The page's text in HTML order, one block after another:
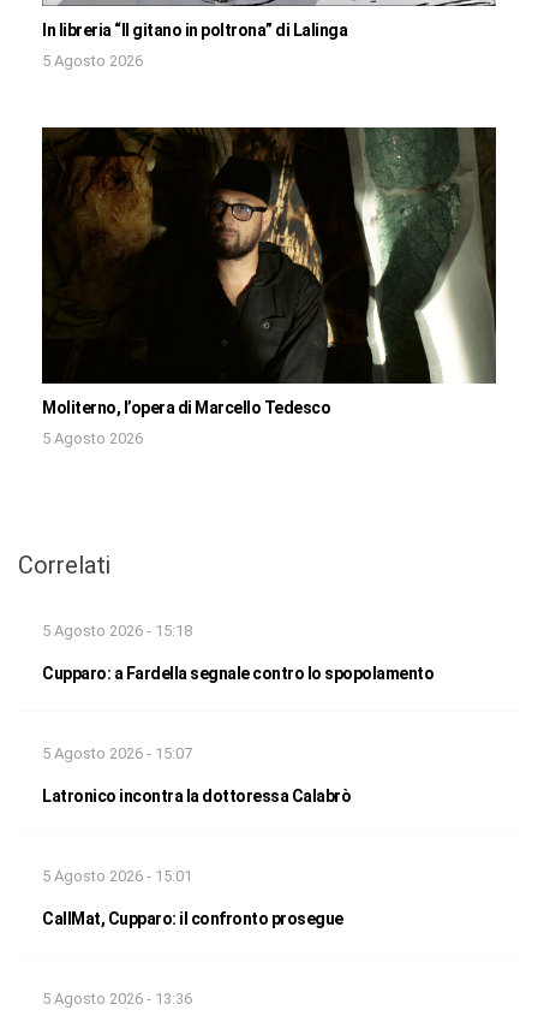
In libreria “Il gitano in poltrona” di Lalinga
5 Agosto 2026
Moliterno, l’opera di Marcello Tedesco
5 Agosto 2026
Correlati
5 Agosto 2026 - 15:18
Cupparo: a Fardella segnale contro lo spopolamento
5 Agosto 2026 - 15:07
Latronico incontra la dottoressa Calabrò
5 Agosto 2026 - 15:01
CallMat, Cupparo: il confronto prosegue
5 Agosto 2026 - 13:36